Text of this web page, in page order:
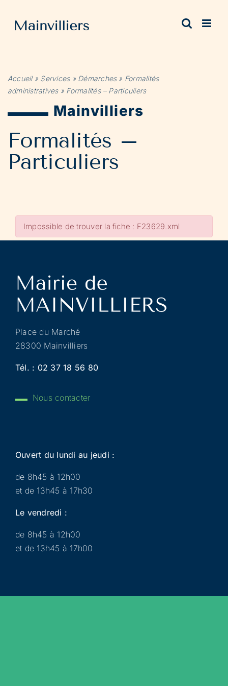
contenu
Accueil» Services» Démarches» Formalités
administratives» Formalités – Particuliers
Mainvilliers
Formalités –
Particuliers
Impossible de trouver la fiche : F23629.xml
Place du Marché
28300 Mainvilliers
Tél. : 02 37 18 56 80
Nous contacter
Ouvert du lundi au jeudi :
de 8h45 à 12h00
et de 13h45 à 17h30
Le vendredi :
de 8h45 à 12h00
et de 13h45 à 17h00